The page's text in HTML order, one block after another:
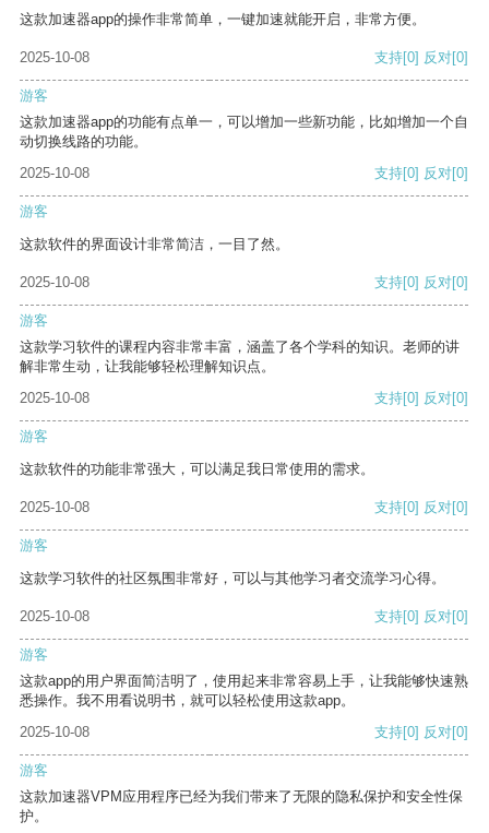
这款加速器app的操作非常简单，一键加速就能开启，非常方便。
2025-10-08 支持[0] 反对[0]
游客
这款加速器app的功能有点单一，可以增加一些新功能，比如增加一个自
动切换线路的功能。
2025-10-08
支持[0] 反对[0]
游客
这款软件的界面设计非常简洁，一目了然。
2025-10-08 支持[0] 反对[0]
游客
这款学习软件的课程内容非常丰富，涵盖了各个学科的知识。老师的讲
解非常生动，让我能够轻松理解知识点。
2025-10-08
支持[0] 反对[0]
游客
这款软件的功能非常强大，可以满足我日常使用的需求。
2025-10-08 支持[0] 反对[0]
游客
这款学习软件的社区氛围非常好，可以与其他学习者交流学习心得。
2025-10-08 支持[0] 反对[0]
游客
这款app的用户界面简洁明了，使用起来非常容易上手，让我能够快速熟
悉操作。我不用看说明书，就可以轻松使用这款app。
2025-10-08
支持[0] 反对[0]
游客
这款加速器VPM应用程序已经为我们带来了无限的隐私保护和安全性保
护。